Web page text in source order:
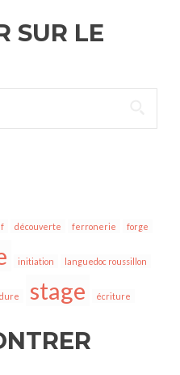
SUR LE
découverte ferronerie forge
initiation languedoc roussillon
stage écriture